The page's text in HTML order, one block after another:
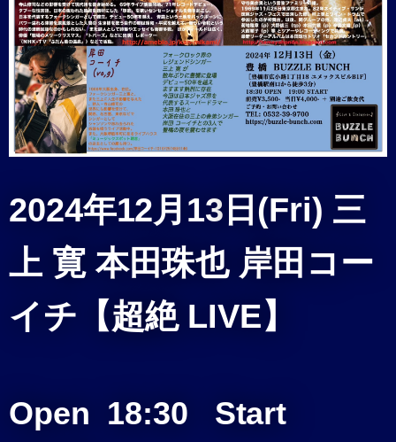
2024年12月13 日(Fri) 三
上 寛 本田珠也 岸田コー
イチ【超絶 LIVE】
Open 18:30 Start